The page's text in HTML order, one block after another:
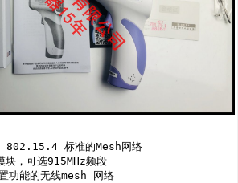
标准的Mesh网络
，可选915MHz频段
功能的无线mesh 网络